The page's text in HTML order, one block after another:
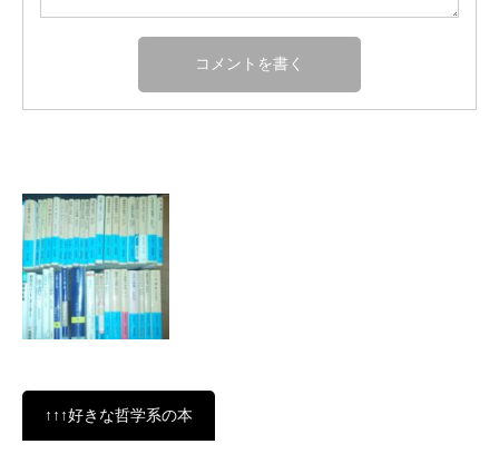
↑↑↑好きな哲学系の本